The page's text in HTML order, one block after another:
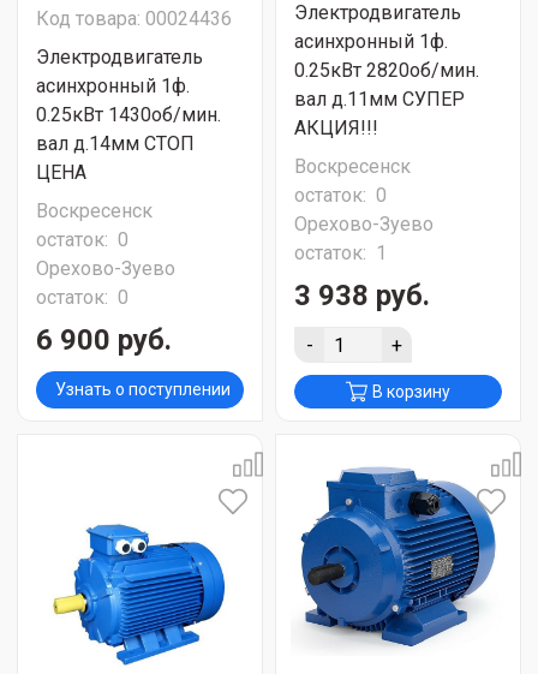
Код товара: 00024436
Электродвигатель
асинхронный 1ф.
0.25кВт 1430об/мин.
вал д.14мм СТОП
ЦЕНА
Воскресенск
остаток: 0
Орехово-Зуево
остаток: 0
6 900 руб.
Узнать о поступлении
Электродвигатель
асинхронный 1ф.
0.25кВт 2820об/мин.
вал д.11мм СУПЕР
АКЦИЯ!!!
Воскресенск
остаток: 0
Орехово-Зуево
остаток: 1
3 938 руб.
- +
В корзину